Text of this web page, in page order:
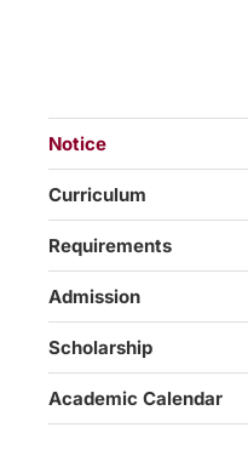
Notice
Curriculum
Requirements
Admission
Scholarship
Academic Calendar